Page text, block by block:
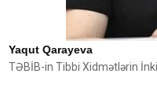
Yaqut Qarayeva
TƏBİB-in Tibbi Xidmətlərin